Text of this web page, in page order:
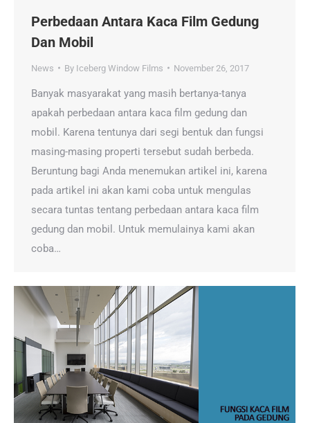
Perbedaan Antara Kaca Film Gedung
Dan Mobil
News By Iceberg Window Films November 26, 2017
Banyak masyarakat yang masih bertanya-tanya
apakah perbedaan antara kaca film gedung dan
mobil. Karena tentunya dari segi bentuk dan fungsi
masing-masing properti tersebut sudah berbeda.
Beruntung bagi Anda menemukan artikel ini, karena
pada artikel ini akan kami coba untuk mengulas
secara tuntas tentang perbedaan antara kaca film
gedung dan mobil. Untuk memulainya kami akan
coba…